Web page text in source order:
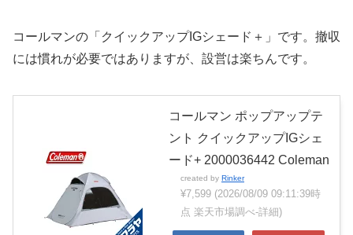
コールマンの「クイックアップIGシェード＋」です。撤収
には慣れが必要ではありますが、設営は楽ちんです。
コールマン ポップアップテ
ント クイックアップIGシェ
ード+ 2000036442 Coleman
created by Rinker
¥7,599 (2026/08/09 09:11:39時
点 楽天市場調べ-詳細)